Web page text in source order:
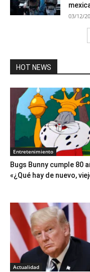
03/12/
HOT NEWS
Entretenimiento
Bugs Bunny cumple 80
«¿Qué hay de nuevo,
Actualidad